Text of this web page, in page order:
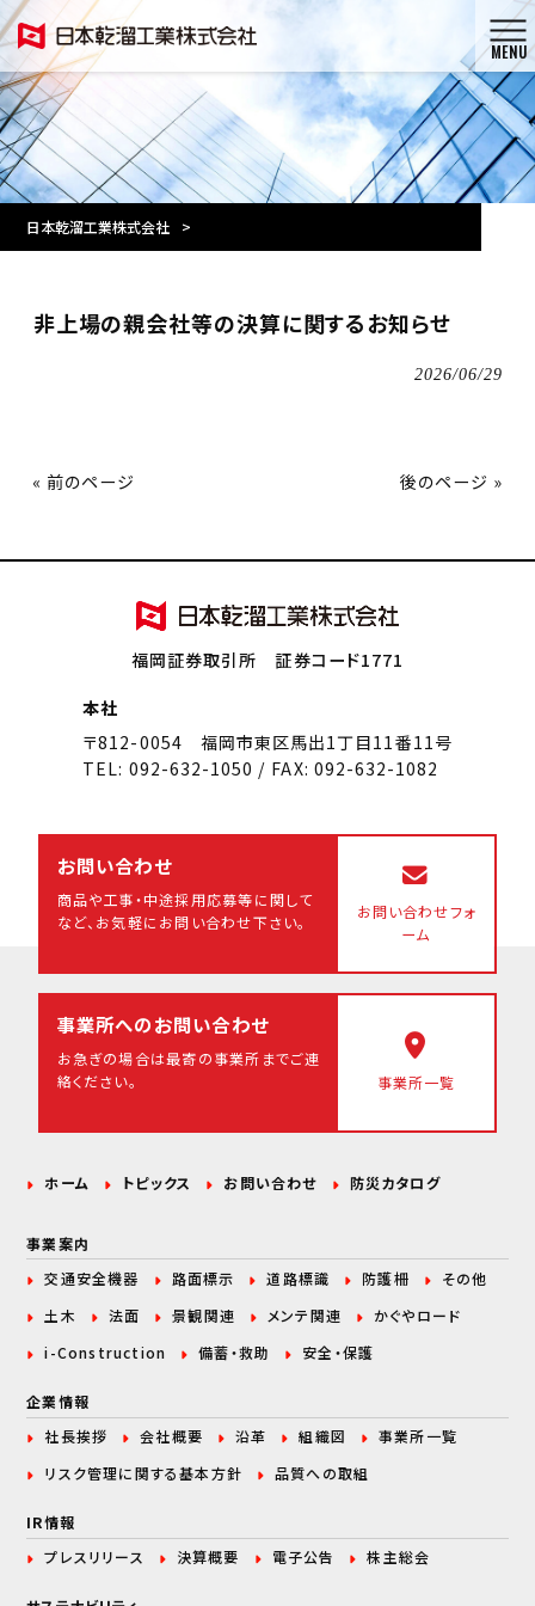
MENU
日本乾溜工業株式会社 >
非上場の親会社等の決算に関するお知らせ
2026/06/29
« 前のページ 後のページ »
福岡証券取引所 証券コード1771
本社
〒812-0054 福岡市東区馬出1丁目11番11号
TEL: 092-632-1050 / FAX: 092-632-1082
お問い合わせ
商品や工事・中途採用応募等に関して
など、 お気軽にお問い合わせ下さい。
お問い合わせフォ
ーム
事業所へのお問い合わせ
お急ぎの場合は最寄の事業所までご連
絡ください。
事業所一覧
ホーム トピックス お問い合わせ 防災カタログ
事業案内
交通安全機器
路面標示 道路標識 防護柵
その他
土木
法面 景観関連 メンテ関連
かぐやロード
i-Construction
備蓄・救助 安全・保護
企業情報
社長挨拶
会社概要 沿革 組織図
事業所一覧
リスク管理に関する基本方針 品質への取組
IR情報
プレスリリース
決算概要 電子公告 株主総会